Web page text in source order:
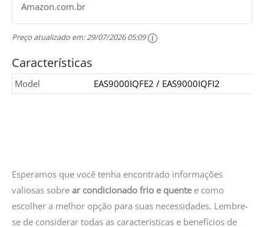
Amazon.com.br
Preço atualizado em:29/07/2026 05:09
Características
Model EAS9000IQFE2 / EAS9000IQFI2
Esperamos que você tenha encontrado informações
valiosas sobre ar condicionado frio e quentee como
escolher a melhor opção para suas necessidades. Lembre-
se de considerar todas as características e benefícios de